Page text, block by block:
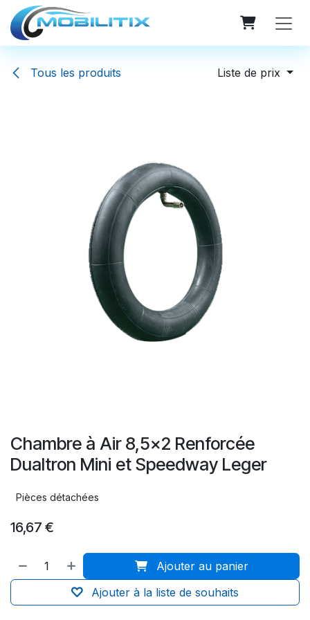
Se rendre au contenu
Tous les produits Liste de prix
Chambre à Air 8,5x2 Renforcée
Dualtron Mini et Speedway Leger
Pièces détachées
16,67 €
Ajouter au panier
Ajouter à la liste de souhaits